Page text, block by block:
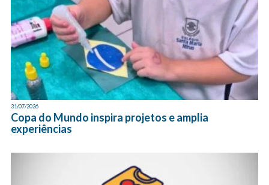
31/07/2026
Copa do Mundo inspira projetos e amplia
experiências